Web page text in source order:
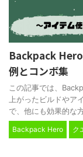
Backpack Hero
例とコンボ集
この記事では、
上がったビルドやア
で、他にも効果的な
Backpack Hero ク